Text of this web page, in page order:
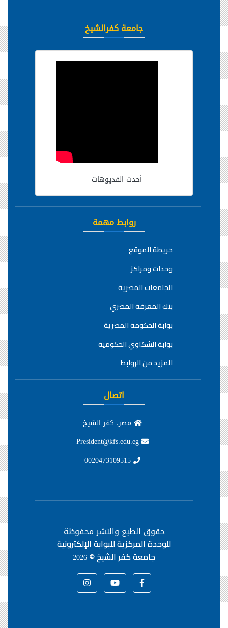
جامعة كفرالشيخ
أحدث الفديوهات
روابط مهمة
خريطة الموقع
وحدات ومراكز
الجامعات المصرية
بنك المعرفة المصري
بوابة الحكومة المصرية
بوابة الشكاوي الحكومية
المزيد من الروابط
اتصال
مصر، كفر الشيخ
حقوق الطبع والنشر محفوظة
للوحدة المركزية للبوابة الإلكترونية
جامعة كفر الشيخ ©2026